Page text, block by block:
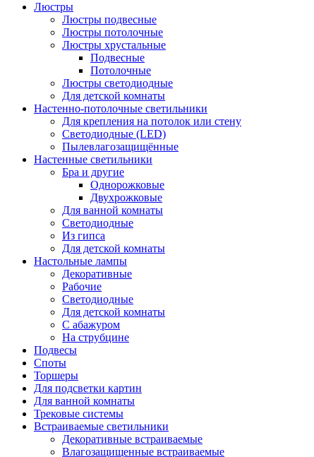
Люстры
Люстры подвесные
Люстры потолочные
Люстры хрустальные
Подвесные
Потолочные
Люстры светодиодные
Для детской комнаты
Настенно-потолочные светильники
Для крепления на потолок или стену
Светодиодные (LED)
Пылевлагозащищённые
Настенные светильники
Бра и другие
Однорожковые
Двухрожковые
Для ванной комнаты
Светодиодные
Из гипса
Для детской комнаты
Настольные лампы
Декоративные
Рабочие
Светодиодные
Для детской комнаты
С абажуром
На струбцине
Подвесы
Споты
Торшеры
Для подсветки картин
Для ванной комнаты
Трековые системы
Встраиваемые светильники
Декоративные встраиваемые
Влагозащищенные встраиваемые